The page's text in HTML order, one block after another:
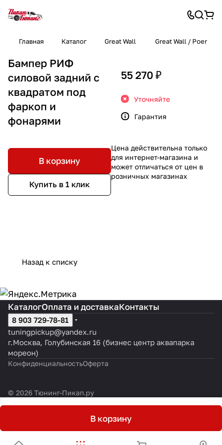
Главная Каталог Great Wall Great Wall / Poer
Бампер РИФ
силовой задний с
квадратом под
фаркоп и
фонарями
В корзину
Купить в 1 клик
55 270 ₽
Уточняйте
Гарантия
Цена действительна только
для интернет-магазина и
может отличаться от цен в
розничных магазинах
Назад к списку
В корзину
КаталогОплата и доставкаКонтакты
8 903 729-78-81
tuningpickup@yandex.ru
г.Москва, Голубинская 16 (бизнес центр аквапарка
мореон)
КонфиденциальностьОферта
© 2026 Тюнинг-Пикап.ру